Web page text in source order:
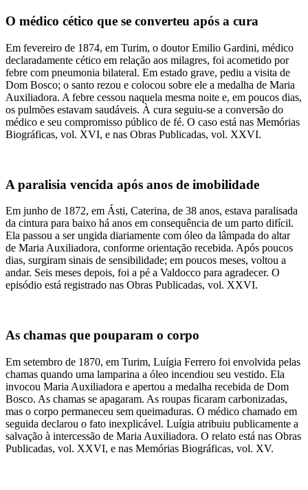
O médico cético que se converteu após a cura
Em fevereiro de 1874, em Turim, o doutor Emilio Gardini, médico
declaradamente cético em relação aos milagres, foi acometido por
febre com pneumonia bilateral. Em estado grave, pediu a visita de
Dom Bosco; o santo rezou e colocou sobre ele a medalha de Maria
Auxiliadora. A febre cessou naquela mesma noite e, em poucos dias,
os pulmões estavam saudáveis. À cura seguiu-se a conversão do
médico e seu compromisso público de fé. O caso está nas Memórias
Biográficas, vol. XVI, e nas Obras Publicadas, vol. XXVI.
A paralisia vencida após anos de imobilidade
Em junho de 1872, em Ásti, Caterina, de 38 anos, estava paralisada
da cintura para baixo há anos em consequência de um parto difícil.
Ela passou a ser ungida diariamente com óleo da lâmpada do altar
de Maria Auxiliadora, conforme orientação recebida. Após poucos
dias, surgiram sinais de sensibilidade; em poucos meses, voltou a
andar. Seis meses depois, foi a pé a Valdocco para agradecer. O
episódio está registrado nas Obras Publicadas, vol. XXVI.
As chamas que pouparam o corpo
Em setembro de 1870, em Turim, Luígia Ferrero foi envolvida pelas
chamas quando uma lamparina a óleo incendiou seu vestido. Ela
invocou Maria Auxiliadora e apertou a medalha recebida de Dom
Bosco. As chamas se apagaram. As roupas ficaram carbonizadas,
mas o corpo permaneceu sem queimaduras. O médico chamado em
seguida declarou o fato inexplicável. Luígia atribuiu publicamente a
salvação à intercessão de Maria Auxiliadora. O relato está nas Obras
Publicadas, vol. XXVI, e nas Memórias Biográficas, vol. XV.